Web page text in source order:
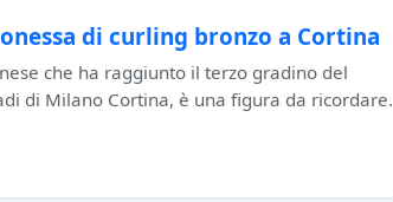
di curling bronzo a Cortina
che ha raggiunto il terzo gradino del
di Milano Cortina, è una figura da ricordare.